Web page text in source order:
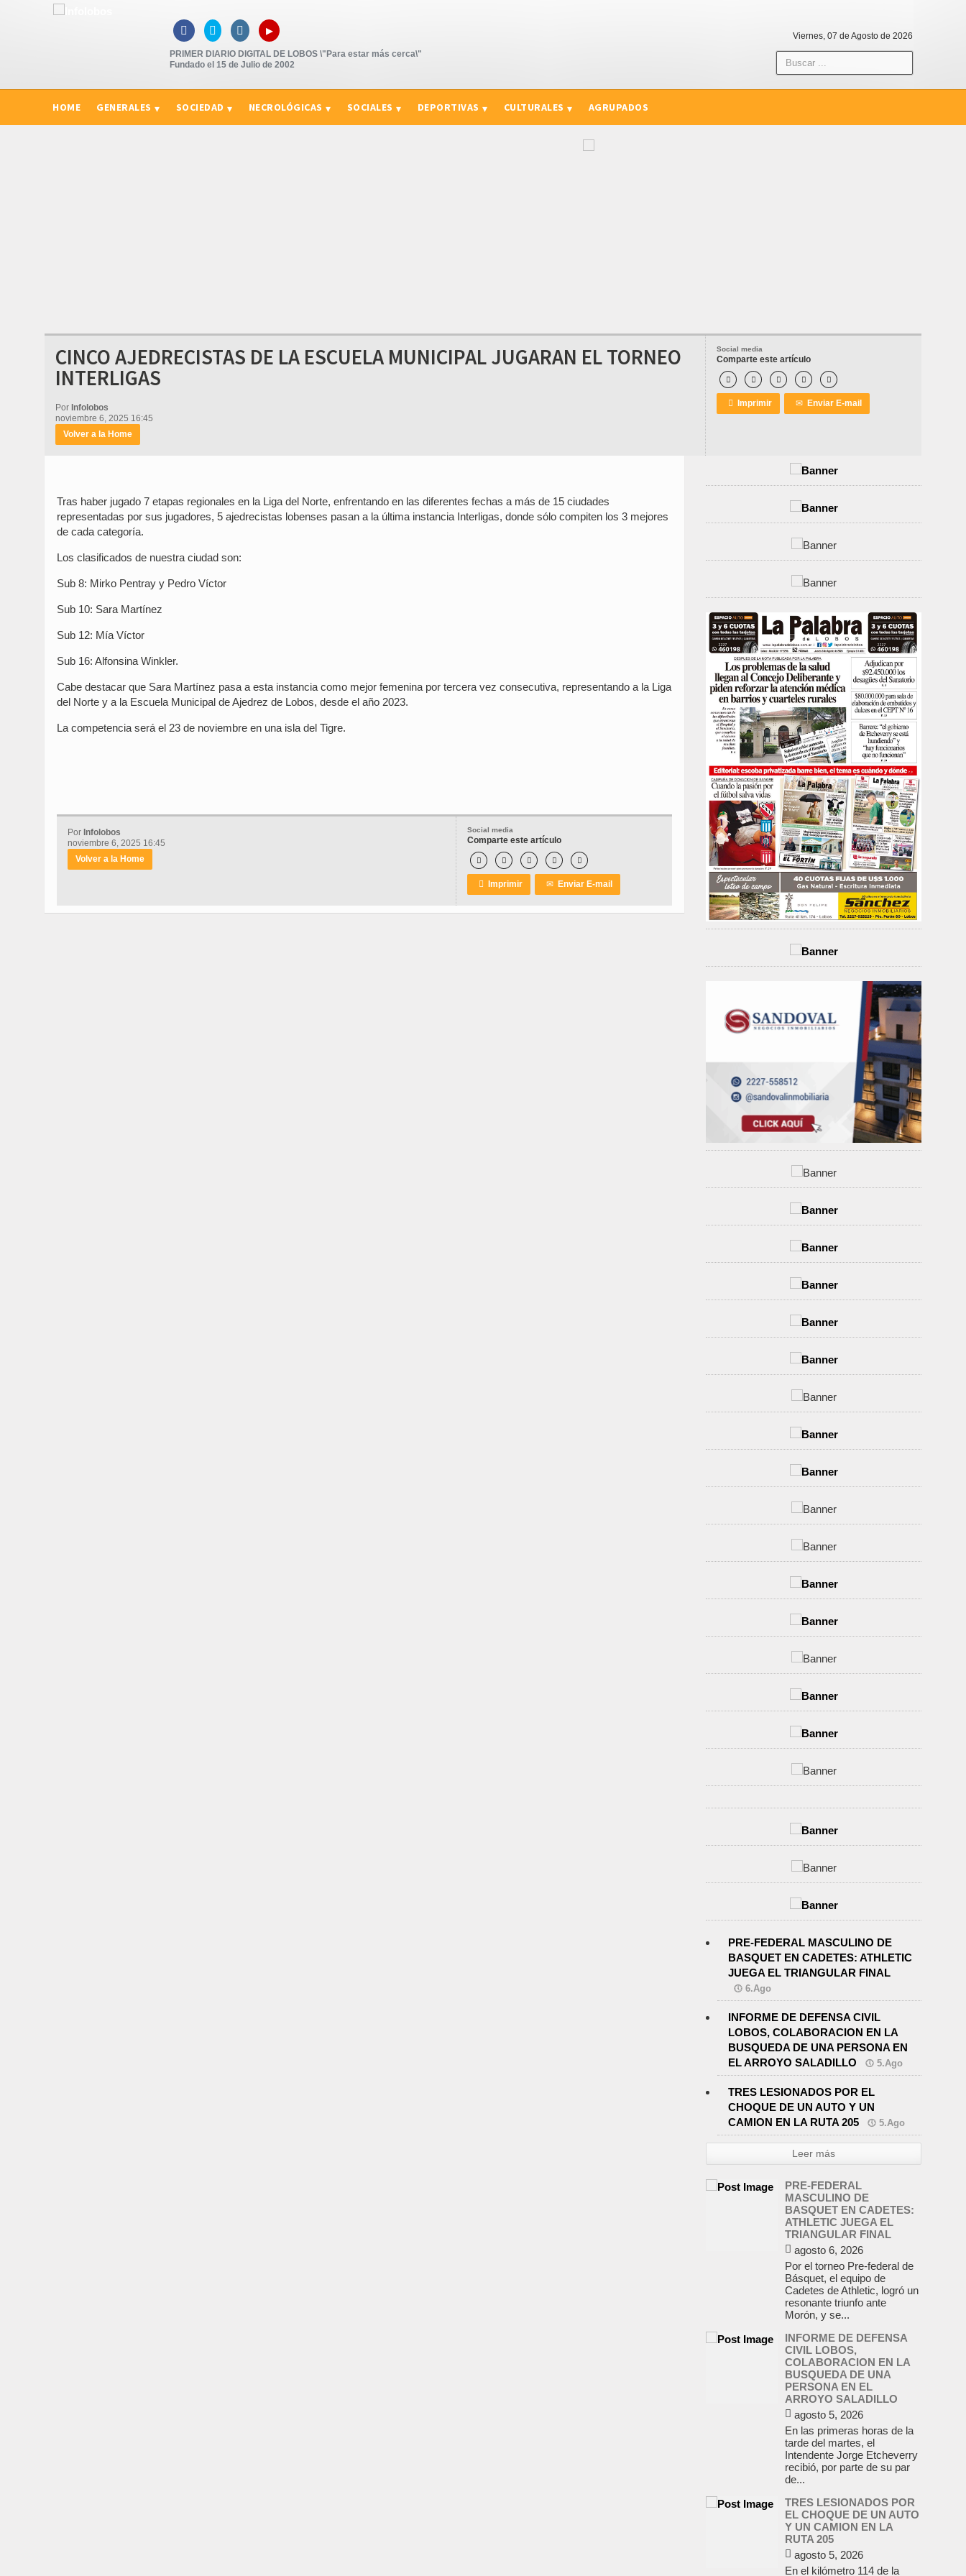
   ▸
PRIMER DIARIO DIGITAL DE LOBOS \"Para estar más cerca\"
Fundado el 15 de Julio de 2002
Viernes, 07 de Agosto de 2026
HOME GENERALES SOCIEDAD NECROLÓGICAS SOCIALES DEPORTIVAS CULTURALES AGRUPADOS
Social media
Comparte este artículo
    
 Imprimir ✉ Enviar E-mail
CINCO AJEDRECISTAS DE LA ESCUELA MUNICIPAL JUGARAN EL TORNEO
INTERLIGAS
Por Infolobos
noviembre 6, 2025 16:45
Volver a la Home
Tras haber jugado 7 etapas regionales en la Liga del Norte, enfrentando en las diferentes fechas a más de 15 ciudades
representadas por sus jugadores, 5 ajedrecistas lobenses pasan a la última instancia Interligas, donde sólo compiten los 3 mejores
de cada categoría.
Los clasificados de nuestra ciudad son:
Sub 8: Mirko Pentray y Pedro Víctor
Sub 10: Sara Martínez
Sub 12: Mía Víctor
Sub 16: Alfonsina Winkler.
Cabe destacar que Sara Martínez pasa a esta instancia como mejor femenina por tercera vez consecutiva, representando a la Liga
del Norte y a la Escuela Municipal de Ajedrez de Lobos, desde el año 2023.
La competencia será el 23 de noviembre en una isla del Tigre.
Social media
Comparte este artículo
    
 Imprimir ✉ Enviar E-mail
Por Infolobos
noviembre 6, 2025 16:45
Volver a la Home
PRE-FEDERAL MASCULINO DE
BASQUET EN CADETES: ATHLETIC
JUEGA EL TRIANGULAR FINAL
6.Ago
INFORME DE DEFENSA CIVIL
LOBOS, COLABORACION EN LA
BUSQUEDA DE UNA PERSONA EN
EL ARROYO SALADILLO
5.Ago
TRES LESIONADOS POR EL
CHOQUE DE UN AUTO Y UN
CAMION EN LA RUTA 205
5.Ago
Leer más
PRE-FEDERAL
MASCULINO DE
BASQUET EN CADETES:
ATHLETIC JUEGA EL
TRIANGULAR FINAL
agosto 6, 2026
Por el torneo Pre-federal de
Básquet, el equipo de
Cadetes de Athletic, logró un
resonante triunfo ante
Morón, y se...
INFORME DE DEFENSA
CIVIL LOBOS,
COLABORACION EN LA
BUSQUEDA DE UNA
PERSONA EN EL
ARROYO SALADILLO
agosto 5, 2026
En las primeras horas de la
tarde del martes, el
Intendente Jorge Etcheverry
recibió, por parte de su par
de...
TRES LESIONADOS POR
EL CHOQUE DE UN AUTO
Y UN CAMION EN LA
RUTA 205
agosto 5, 2026
En el kilómetro 114 de la